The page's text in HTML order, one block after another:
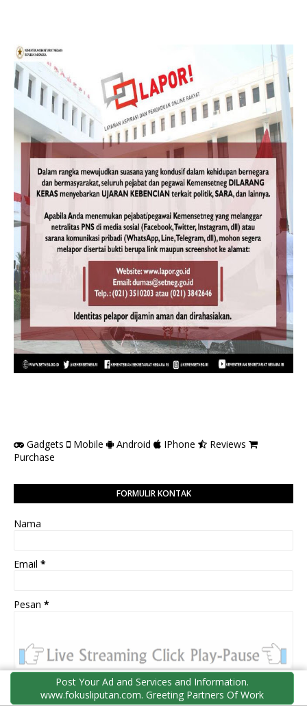
Gadgets Mobile Android IPhone
Reviews
Purchase
FORMULIR KONTAK
Nama
Email *
Pesan *
Post Your Ad and Services and Information.
www.fokusliputan.com. Greeting Partners Of Work